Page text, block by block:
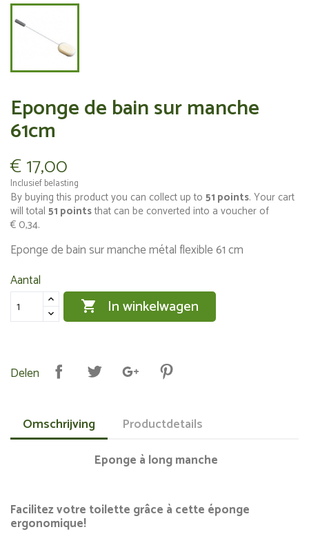
Eponge de bain sur manche
61cm
€ 17,00
Inclusief belasting
By buying this product you can collect up to 51 points. Your cart
will total 51 pointsthat can be converted into a voucher of
€ 0,34.
Eponge de bain sur manche métal flexible 61 cm
Aantal
 In winkelwagen
Delen
Omschrijving Productdetails
Eponge à long manche
Facilitez votre toilette grâce à cette éponge
ergonomique!